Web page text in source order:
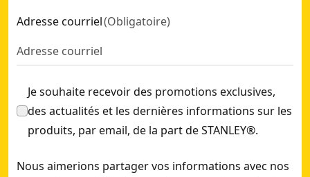
STANLEY® FATMAX® Agrafeuse-cloueuse 4-en-1 travaux
Agrafes 4 mm type A - boîte de 1000 pièces
Agrafes 14 mm type A - boîte de 1000 pièces- SKU:1-
Agrafes cavaliers 11 mm type 7 - boite de 1000 pièces -
Rivets aluminium 4 mm x 3 - boite de 20 pièces- SKU:
Adresse courriel(Obligatoire)
Je souhaite recevoir des promotions exclusives,
des actualités et les dernières informations sur les
produits, par email, de la part de STANLEY®.
Nous aimerions partager vos informations avec nos